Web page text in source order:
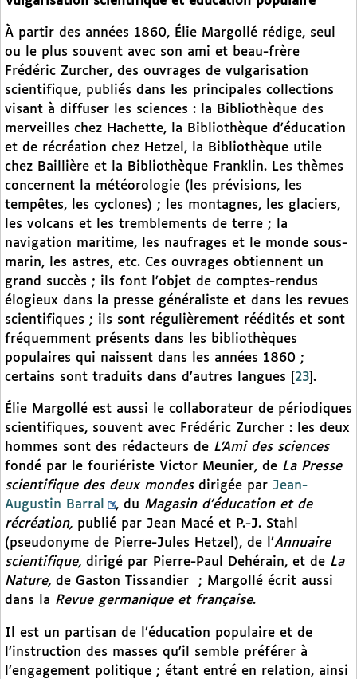
À partir des années 1860, Élie Margollé rédige, seul
ou le plus souvent avec son ami et beau-frère
Frédéric Zurcher, des ouvrages de vulgarisation
scientifique, publiés dans les principales collections
visant à diffuser les sciences : la Bibliothèque des
merveilles chez Hachette, la Bibliothèque d’éducation
et de récréation chez Hetzel, la Bibliothèque utile
chez Baillière et la Bibliothèque Franklin. Les thèmes
concernent la météorologie (les prévisions, les
tempêtes, les cyclones) ; les montagnes, les glaciers,
les volcans et les tremblements de terre ; la
navigation maritime, les naufrages et le monde sous-
marin, les astres, etc. Ces ouvrages obtiennent un
grand succès ; ils font l’objet de comptes-rendus
élogieux dans la presse généraliste et dans les revues
scientifiques ; ils sont régulièrement réédités et sont
fréquemment présents dans les bibliothèques
populaires qui naissent dans les années 1860 ;
certains sont traduits dans d’autres langues
23 .
Élie Margollé est aussi le collaborateur de périodiques
scientifiques, souvent avec Frédéric Zurcher : les deux
hommes sont des rédacteurs de L’Ami des sciences
fondé par le fouriériste Victor Meunier, de La Presse
scientifique des deux mondes dirigée par Jean-
Augustin Barral
, du Magasin d’éducation et de
récréation, publié par Jean Macé et P.-J. Stahl
(pseudonyme de Pierre-Jules Hetzel), de l’Annuaire
scientifique, dirigé par Pierre-Paul Dehérain, et de La
Nature, de Gaston Tissandier
; Margollé écrit aussi
dans la Revue germanique et française.
Il est un partisan de l’éducation populaire et de
l’instruction des masses qu’il semble préférer à
l’engagement politique ; étant entré en relation, ainsi